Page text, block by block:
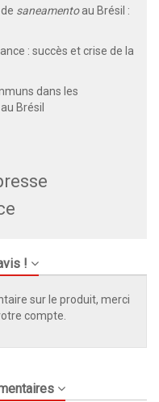
saneamentoau Brésil :
: succès et crise de la
dans les
Brésil
!
sur le produit, merci
compte.